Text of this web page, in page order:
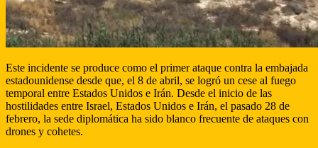
Este incidente se produce como el primer ataque contra la embajada
estadounidense desde que, el 8 de abril, se logró un cese al fuego
temporal entre Estados Unidos e Irán. Desde el inicio de las
hostilidades entre Israel, Estados Unidos e Irán, el pasado 28 de
febrero, la sede diplomática ha sido blanco frecuente de ataques con
drones y cohetes.